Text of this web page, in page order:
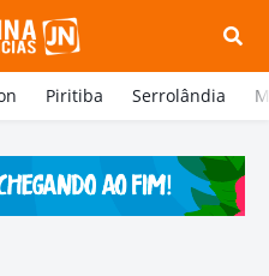
Piritiba Serrolândia